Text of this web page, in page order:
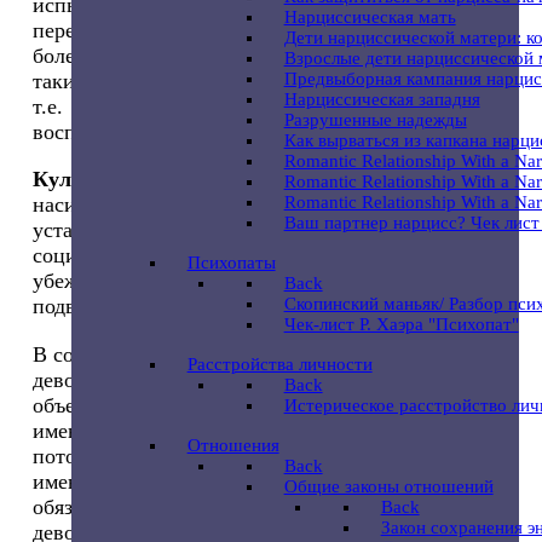
Нарциссическая мать
Дети нарциссической матери:
Взрослые дети нарциссической
Предвыборная кампания
Нарциссическая западня
Разрушенные надежды
Как вырваться из капкана
Romantic Relationship With a
Romantic Relationship With a
Romantic Relationship With a
Ваш партнер нарцисс? Чек
Психопаты
Back
Скопинский маньяк/ Разбор
Чек-лист Р. Хаэра "Психопат"
Расстройства личности
Back
Истерическое расстройство
Отношения
Back
Общие законы отношений
Back
Закон сохранения
переключается в роль агрессора в отношениях с
более слабым оппонентом – своим ребенком и
таким образом запускает новый цикл насилия,
т.е. воспроизводит насилие в процессе
воспитания[2].
Культурные факторы
с точки зрения причин
насилия включают сексистские нормативные
установки, гендерные стереотипы. Женщины
социализируются таким образом, что принимают
убеждения своей вины за то, что они
подвергаются насилию [3,4].
В соответствии с гендерными стереотипами
девочкам предписывается быть пассивными
объектами с самого раннего возраста. Девочки
имеют больше обязанностей в школе и дома,
потому что они более послушны. Мальчики
имеют, как правило, меньше хозяйственных
обязанностей. Взрослые постоянно говорят
девочке: «Ты должна уметь готовить, стирать,